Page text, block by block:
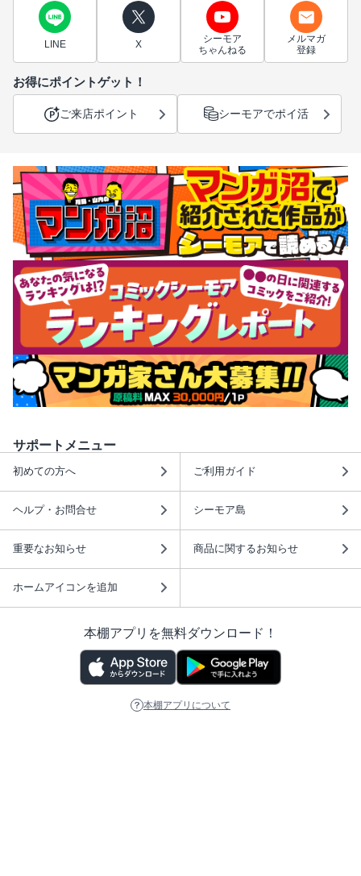
LINE X
シーモア
ちゃんねる
メルマガ
登録
お得にポイントゲット！
ご来店ポイント シーモアでポイ活
サポートメニュー
初めての方へ ご利用ガイド
ヘルプ・お問合せ シーモア島
重要なお知らせ 商品に関するお知らせ
ホームアイコンを追加
本棚アプリを無料ダウンロード！
本棚アプリについて